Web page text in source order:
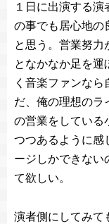
１日に出演する
の事でも居心地の
と思う。営業努力
となかなか足を運
く音楽ファンな
だ、俺の理想のラ
の営業をしている
つつあるように感
ージしかできない
て欲しい。
演者側にしてみて